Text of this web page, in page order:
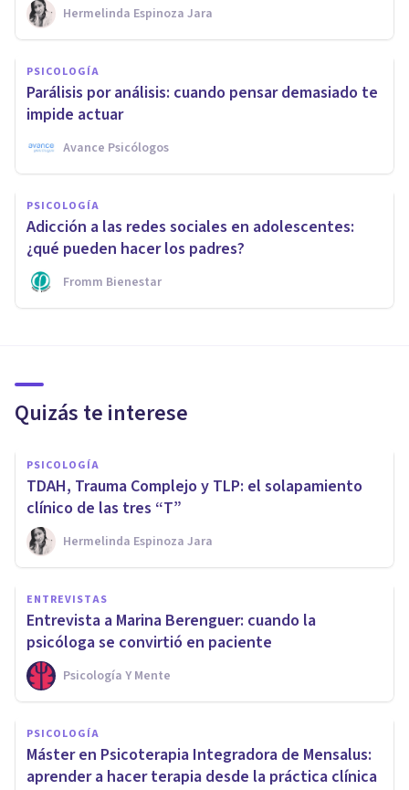
Hermelinda Espinoza Jara
PSICOLOGÍA
Parálisis por análisis: cuando pensar demasiado te
impide actuar
Avance Psicólogos
PSICOLOGÍA
Adicción a las redes sociales en adolescentes:
¿qué pueden hacer los padres?
Fromm Bienestar
Quizás te interese
PSICOLOGÍA
TDAH, Trauma Complejo y TLP: el solapamiento
clínico de las tres “T”
Hermelinda Espinoza Jara
ENTREVISTAS
Entrevista a Marina Berenguer: cuando la
psicóloga se convirtió en paciente
Psicología Y Mente
PSICOLOGÍA
Máster en Psicoterapia Integradora de Mensalus:
aprender a hacer terapia desde la práctica clínica